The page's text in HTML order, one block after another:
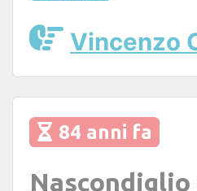
Vincenzo
84 anni fa
Nascondiglio